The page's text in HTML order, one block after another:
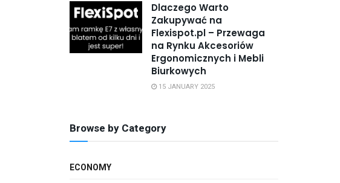
Dlaczego Warto
Zakupywać na
Flexispot.pl – Przewaga
na Rynku Akcesoriów
Ergonomicznych i Mebli
Biurkowych
15 JANUARY 2025
Browse by Category
ECONOMY